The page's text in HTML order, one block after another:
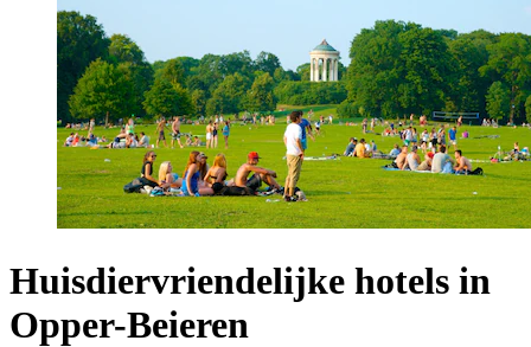
Huisdiervriendelijke hotels in
Opper-Beieren